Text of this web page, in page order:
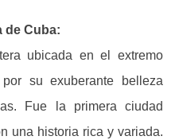
de Cuba:
ubicada en el extremo
su exuberante belleza
Fue la primera ciudad
una historia rica y variada.